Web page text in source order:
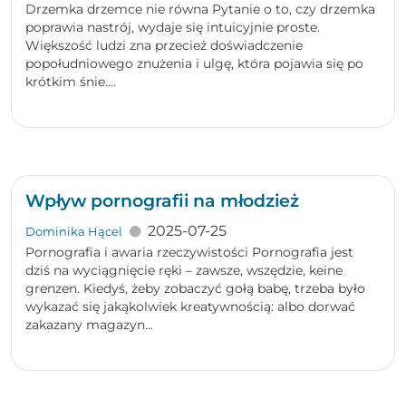
Drzemka drzemce nie równa Pytanie o to, czy drzemka
poprawia nastrój, wydaje się intuicyjnie proste.
Większość ludzi zna przecież doświadczenie
popołudniowego znużenia i ulgę, która pojawia się po
krótkim śnie....
Wpływ pornografii na młodzież
Dominika Hącel 2025-07-25
Pornografia i awaria rzeczywistości Pornografia jest
dziś na wyciągnięcie ręki – zawsze, wszędzie, keine
grenzen. Kiedyś, żeby zobaczyć gołą babę, trzeba było
wykazać się jakąkolwiek kreatywnością: albo dorwać
zakazany magazyn...